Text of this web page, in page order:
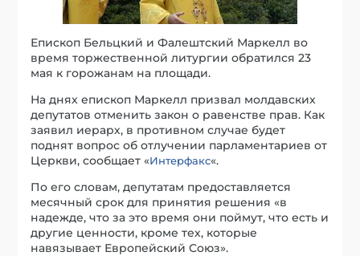
Епископ Бельцкий и Фалештский Маркелл во
время торжественной литургии обратился 23
мая к горожанам на площади.
На днях епископ Маркелл призвал молдавских
депутатов отменить закон о равенстве прав. Как
заявил иерарх, в противном случае будет
поднят вопрос об отлучении парламентариев от
Церкви, сообщает «Интерфакс«.
По его словам, депутатам предоставляется
месячный срок для принятия решения «в
надежде, что за это время они поймут, что есть и
другие ценности, кроме тех, которые
навязывает Европейский Союз».